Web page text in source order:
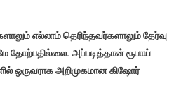
எல்லாம் தெரிந்தவர்களாலும் தேர்வு
தோற்பதில்லை. அப்படித்தான் ரூபாய்
ஒருவராக அறிமுகமான கிஷோர்